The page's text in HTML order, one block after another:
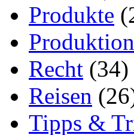
Produkte
Produktion
Recht (34)
Reisen
Tipps &